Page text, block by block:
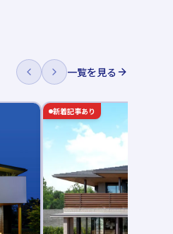
一覧を見る
新着記事あり